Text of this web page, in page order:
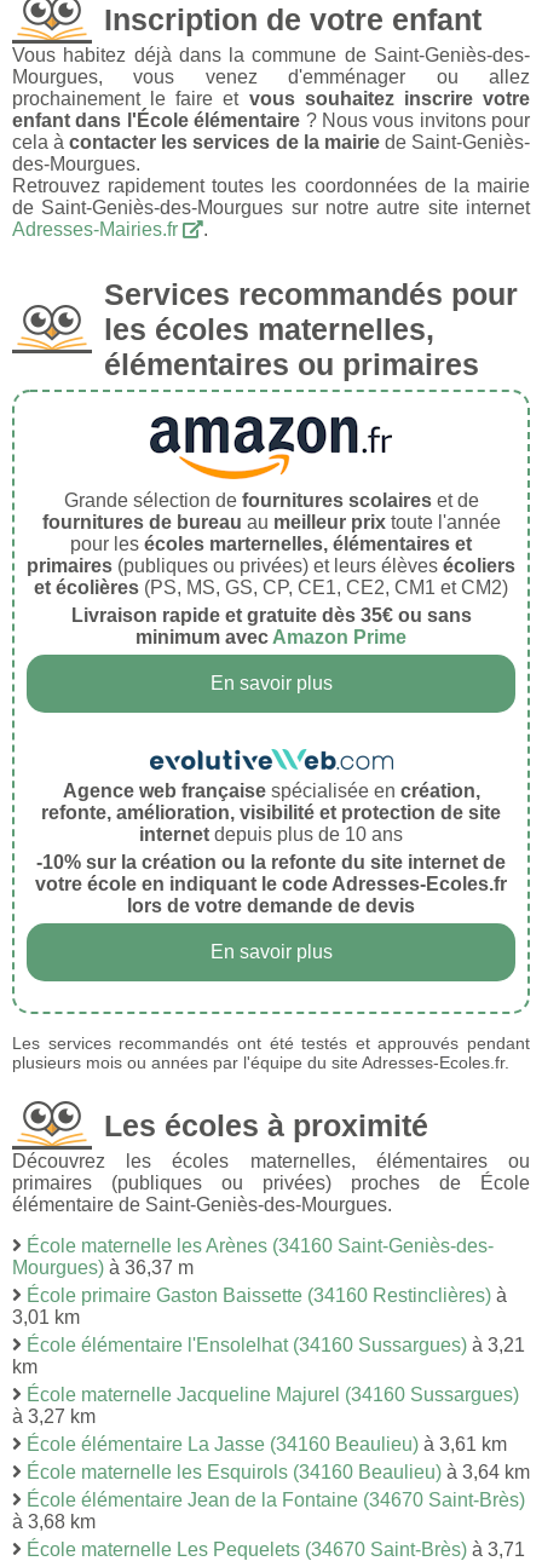
Inscription de votre enfant
Vous habitez déjà dans la commune de Saint-Geniès-des-
Mourgues, vous venez d'emménager ou allez
prochainement le faire et vous souhaitez inscrire votre
enfant dans l'École élémentaire ? Nous vous invitons pour
cela àcontacter les services de la mairiede Saint-Geniès-
des-Mourgues.
Retrouvez rapidement toutes les coordonnées de la mairie
de Saint-Geniès-des-Mourgues sur notre autre site internet
Adresses-Mairies.fr
.
Services recommandés pour
les écoles maternelles,
élémentaires ou primaires
Grande sélection de fournitures scolaireset de
fournitures de bureau au meilleur prixtoute l'année
pour les écoles marternelles, élémentaires et
primaires (publiques ou privées) et leurs élèves écoliers
et écolières (PS, MS, GS, CP, CE1, CE2, CM1 et CM2)
Livraison rapide et gratuite dès 35€ ou sans
minimum avec Amazon Prime
En savoir plus
Agence web françaisespécialisée en création,
refonte, amélioration, visibilité et protection de site
internet depuis plus de 10 ans
-10% sur la création ou la refonte du site internet de
votre école en indiquant le code Adresses-Ecoles.fr
lors de votre demande de devis
En savoir plus
Les services recommandés ont été testés et approuvés pendant
plusieurs mois ou années par l'équipe du site Adresses-Ecoles.fr.
Les écoles à proximité
Découvrez les écoles maternelles, élémentaires ou
primaires (publiques ou privées) proches de École
élémentaire de Saint-Geniès-des-Mourgues.
École maternelle les Arènes (34160 Saint-Geniès-des-
Mourgues) à 36,37 m
École primaire Gaston Baissette (34160 Restinclières) à
3,01 km
École élémentaire l'Ensolelhat (34160 Sussargues) à 3,21
km
École maternelle Jacqueline Majurel (34160 Sussargues)
à 3,27 km
École élémentaire La Jasse (34160 Beaulieu) à 3,61 km
École maternelle les Esquirols (34160 Beaulieu) à 3,64 km
École élémentaire Jean de la Fontaine (34670 Saint-Brès)
à 3,68 km
École maternelle Les Pequelets (34670 Saint-Brès) à 3,71